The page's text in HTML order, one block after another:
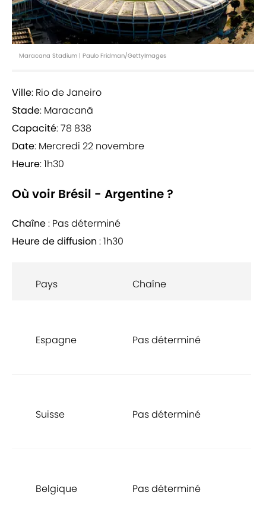
Maracana Stadium | Paulo Fridman/GettyImages
Ville: Rio de Janeiro
Stade: Maracanã
Capacité: 78 838
Date: Mercredi 22 novembre
Heure: 1h30
Où voir Brésil - Argentine ?
Chaîne: Pas déterminé
Heure de diffusion : 1h30
Pays Chaîne
Espagne Pas déterminé
Suisse Pas déterminé
Belgique Pas déterminé